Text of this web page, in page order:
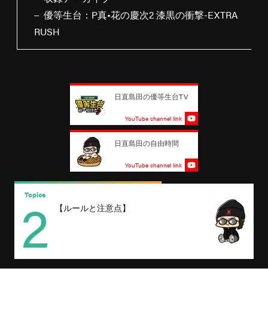
優等生台：P真•花の慶次2 漆黒の衝撃-EXTRA
RUSH
日直島田の優等生台TV
YouTube channel link
日直島田の自由時間
YouTube channel link
【ルールと注意点】
Topics
2